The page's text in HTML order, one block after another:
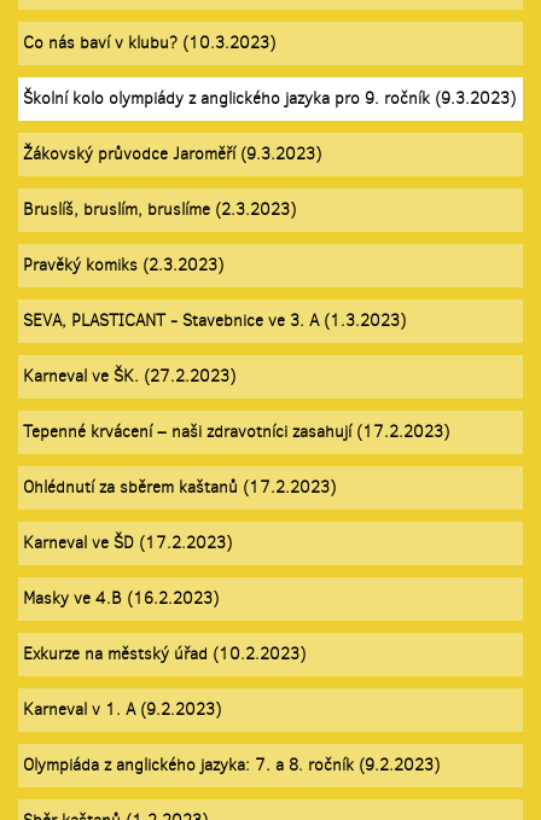
Co nás baví v klubu? (10.3.2023)
Školní kolo olympiády z anglického jazyka pro 9. ročník (9.3.2023)
Žákovský průvodce Jaroměří (9.3.2023)
Bruslíš, bruslím, bruslíme (2.3.2023)
Pravěký komiks (2.3.2023)
SEVA, PLASTICANT - Stavebnice ve 3. A (1.3.2023)
Karneval ve ŠK. (27.2.2023)
Tepenné krvácení – naši zdravotníci zasahují (17.2.2023)
Ohlédnutí za sběrem kaštanů (17.2.2023)
Karneval ve ŠD (17.2.2023)
Masky ve 4.B (16.2.2023)
Exkurze na městský úřad (10.2.2023)
Karneval v 1. A (9.2.2023)
Olympiáda z anglického jazyka: 7. a 8. ročník (9.2.2023)